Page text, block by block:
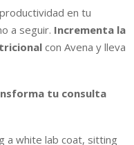
en tu
a seguir. Incrementa la
con Avena y lleva
tu consulta